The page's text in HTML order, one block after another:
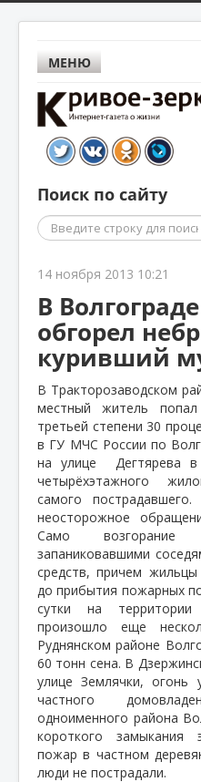
МЕНЮ
Поиск по сайту
Поиск
14 ноября 2013 10:21
В
обгорел
куривший
В Тракторозаводском
местный житель
третьей степени 30
в ГУ МЧС России по
на улице
Дегтярева
четырёхэтажного
самого
неосторожное
Само возгорание
запаниковавшими
средств, причем
до прибытия пожарных
сутки на территории
произошло еще
Руднянском районе
60 тонн сена. В
улице Землячки, огонь
частного
одноименного района
короткого замыкания
пожар в частном
люди не пострадали.